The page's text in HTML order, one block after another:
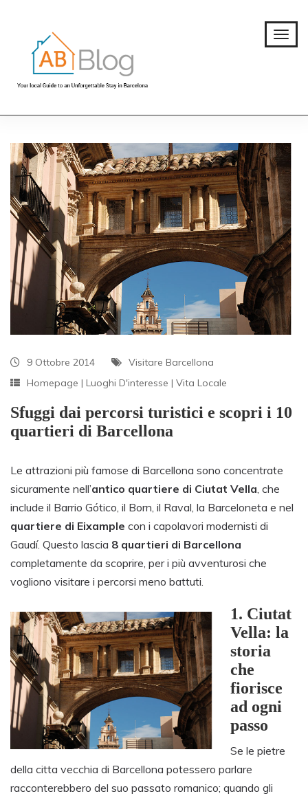
9 Ottobre 2014
Visitare Barcellona
Homepage | Luoghi D'interesse | Vita Locale
Sfuggi dai percorsi turistici e scopri i 10
quartieri di Barcellona
Le attrazioni più famose di Barcellona sono concentrate
sicuramente nell’antico quartiere di Ciutat Vella , che
include il Barrio Gótico, il Born, il Raval, la Barceloneta e nel
quartiere di Eixample con i capolavori modernisti di
Gaudí. Questo lascia 8 quartieri di Barcellona
completamente da scoprire, per i più avventurosi che
vogliono visitare i percorsi meno battuti.
1. Ciutat
Vella: la
storia
che
fiorisce
ad ogni
passo
Se le pietre
della citta vecchia di Barcellona potessero parlare
racconterebbero del suo passato romanico; quando gli